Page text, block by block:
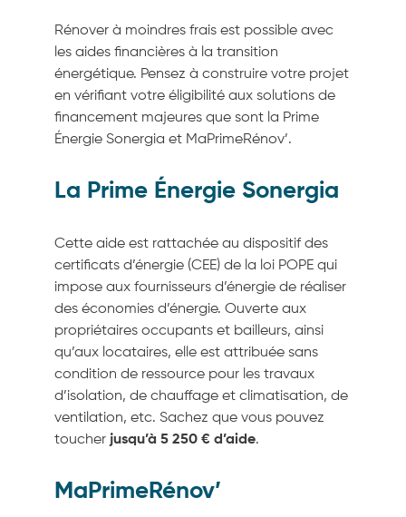
Rénover à moindres frais est possible avec
les aides financières à la transition
énergétique. Pensez à construire votre projet
en vérifiant votre éligibilité aux solutions de
financement majeures que sont la Prime
Énergie Sonergia et MaPrimeRénov’.
La Prime Énergie Sonergia
Cette aide est rattachée au dispositif des
certificats d’énergie (CEE) de la loi POPE qui
impose aux fournisseurs d’énergie de réaliser
des économies d’énergie. Ouverte aux
propriétaires occupants et bailleurs, ainsi
qu’aux locataires, elle est attribuée sans
condition de ressource pour les travaux
d’isolation, de chauffage et climatisation, de
ventilation, etc. Sachez que vous pouvez
toucher jusqu’à 5 250 € d’aide.
MaPrimeRénov’